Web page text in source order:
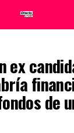
ex
de